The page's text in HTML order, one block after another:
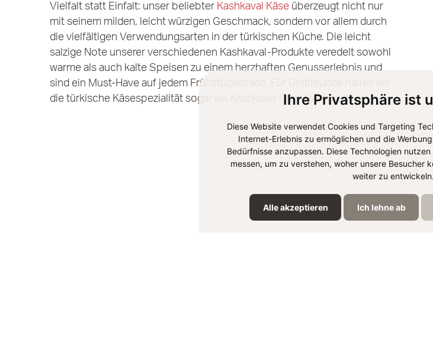
Ihre Privatsphäre ist
Diese Website verwendet Cookies und Targeting
Internet-Erlebnis zu ermöglichen und die
Bedürfnisse anzupassen. Diese Technologien
messen, um zu verstehen, woher unsere Besucher
weiter zu entwickeln.
Alle akzeptieren Ich lehne ab
Vielfalt statt Einfalt: unser beliebter Kashkaval Käse überzeugt nicht nur
mit seinem milden, leicht würzigen Geschmack, sondern vor allem durch
die vielfältigen Verwendungsarten in der türkischen Küche. Die leicht
salzige Note unserer verschiedenen Kashkaval-Produkte veredelt sowohl
warme als auch kalte Speisen zu einem herzhaften Genusserlebnis und
sind ein Must-Have auf jedem Frühstückstisch. Für Grillfreunde halten wir
die türkische Käsespezialität sogar als Kashkaval Grillkäse bereit.